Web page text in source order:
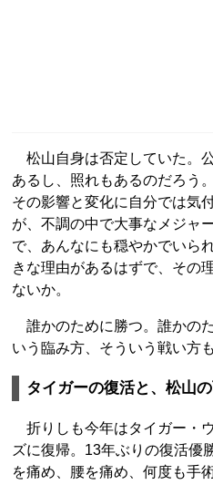
松山自身は否定していた。
あるし、照れもあるのだろう
その影響と変化に自分では気
が、不調の中で大事なメジャ
で、あんなにも穏やかでいら
きな理由があるはずで、その
ないか。
誰かのために勝つ。誰かの
いう臨み方、そういう戦い方
タイガーの復活と、松山の
折りしも今年はタイガー・
ズに復帰。13年ぶりの復活優
を痛め、腰を痛め、何度も手